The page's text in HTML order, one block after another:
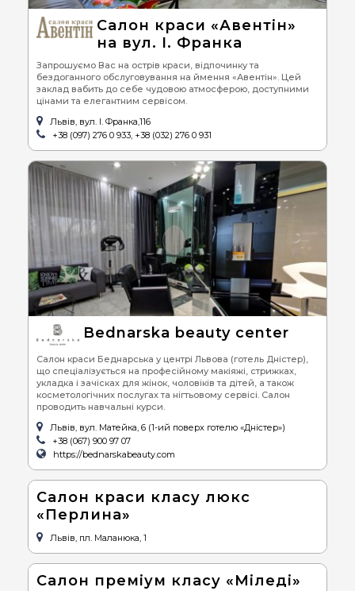
Салон краси «Авентін»
на вул. І. Франка
Запрошуємо Вас на острів краси, відпочинку та
бездоганного обслуговування на ймення «Авентін». Цей
заклад вабить до себе чудовою атмосферою, доступними
цінами та елегантним сервісом.
Львів, вул. І. Франка,116
+38 (097) 276 0 933, +38 (032) 276 0 931
Bednarska beauty center
Салон краси Беднарська у центрі Львова (готель Дністер),
що спеціалізується на професійному макіяжі, стрижках,
укладка і зачісках для жінок, чоловіків та дітей, а також
косметологічних послугах та нігтьовому сервісі. Салон
проводить навчальні курси.
Львів, вул. Матейка, 6 (1-ий поверх готелю «Дністер»)
+38 (067) 900 97 07
https://bednarskabeauty.com
Салон краси класу люкс
«Перлина»
Львів, пл. Маланюка, 1
Салон преміум класу «Міледі»